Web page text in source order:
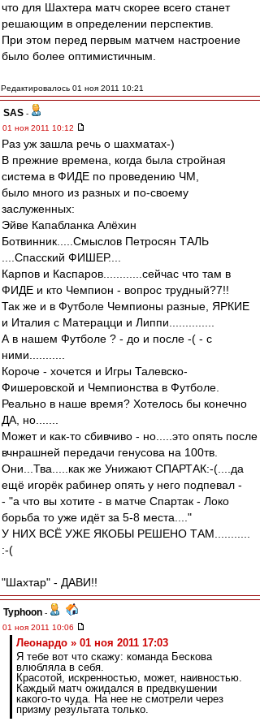
что для Шахтера матч скорее всего станет
решающим в определении перспектив.
При этом перед первым матчем настроение
было более оптимистичным.
Редактировалось 01 ноя 2011 10:21
SAS -
01 ноя 2011 10:12
Раз уж зашла речь о шахматах-)
В прежние времена, когда была стройная
система в ФИДЕ по проведению ЧМ,
было много из разных и по-своему
заслуженных:
Эйве Капабланка Алёхин
Ботвинник.....Смыслов Петросян ТАЛЬ
....Спасский ФИШЕР....
Карпов и Каспаров............сейчас что там в
ФИДЕ и кто Чемпион - вопрос трудный?7!!
Так же и в Футболе Чемпионы разные, ЯРКИЕ
и Италия с Матерацци и Липпи..............
А в нашем Футболе ? - до и после -( - с
ними...........
Короче - хочется и Игры Талевско-
Фишеровской и Чемпионства в Футболе.
Реально в наше время? Хотелось бы конечно
ДА, но.......
Может и как-то сбивчиво - но.....это опять после
вчнрашней передачи генусова на 100тв.
Они...Тва.....как же Унижают СПАРТАК:-(....да
ещё игорёк рабинер опять у него подпевал -
- "а что вы хотите - в матче Спартак - Локо
борьба то уже идёт за 5-8 места...."
У НИХ ВСЁ УЖЕ ЯКОБЫ РЕШЕНО ТАМ...........
:-(
"Шахтар" - ДАВИ!!
Typhoon -
01 ноя 2011 10:06
Леонардо » 01 ноя 2011 17:03
Я тебе вот что скажу: команда Бескова
влюбляла в себя.
Красотой, искренностью, может, наивностью.
Каждый матч ожидался в предвкушении
какого-то чуда. На нее не смотрели через
призму результата только.